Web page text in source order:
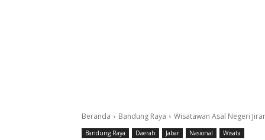
Beranda Bandung Raya Wisatawan Asal Negeri
Bandung Raya Daerah Jabar Nasional Wisata